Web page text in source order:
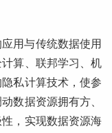
用与传统数据使用
算、联邦学习、机
私计算技术，使参
数据资源拥有方、
，实现数据资源海